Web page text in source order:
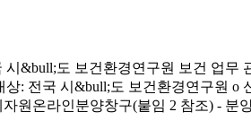
&bull;도 보건환경연구원 보건 업
: 전국 시&bull;도 보건환경연구원 o
원온라인분양창구(붙임 2 참조) -